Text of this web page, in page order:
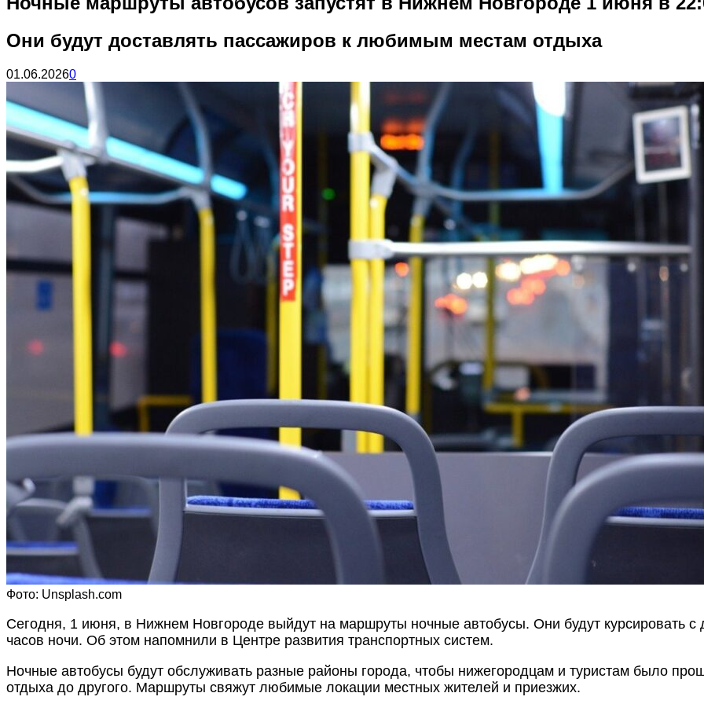
Они будут доставлять пассажиров к любимым местам отдыха
01.06.20260
Фото: Unsplash.com
Сегодня, 1 июня, в Нижнем Новгороде выйдут на маршруты ночные автобусы. Они будут курсировать с
часов ночи. Об этом напомнили в Центре развития транспортных систем.
Ночные автобусы будут обслуживать разные районы города, чтобы нижегородцам и туристам было
отдыха до другого. Маршруты свяжут любимые локации местных жителей и приезжих.